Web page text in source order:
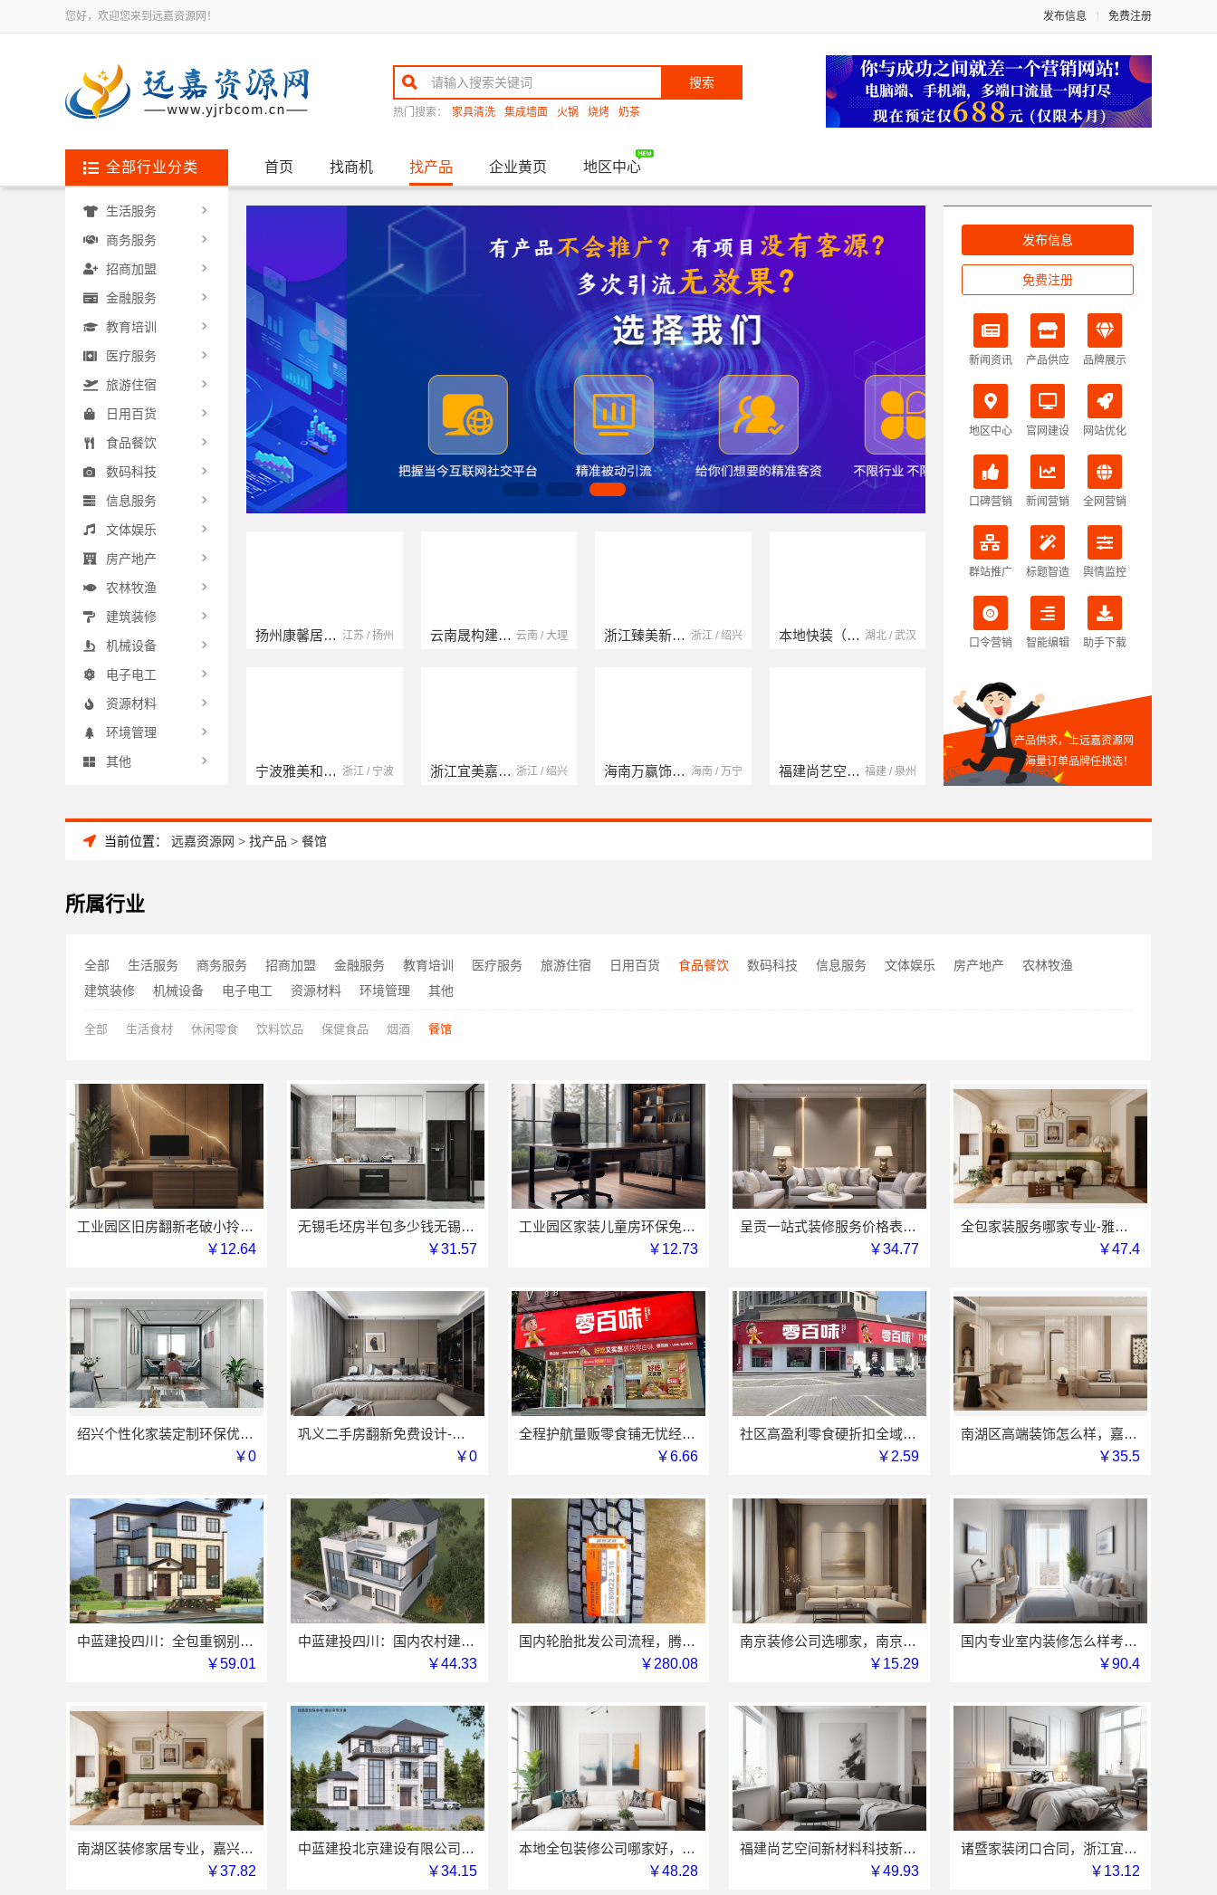
您好，欢迎您来到远嘉资源网！ 发布信息 免费注册
搜索
热门搜索： 家具清洗 集成墙面 火锅 烧烤 奶茶
全部行业分类 首页 找商机 找产品 企业黄页 地区中心
扬州康馨居装饰工程材料有限公司 江苏 / 扬州
宁波雅美和居建材科技有限公司 浙江 / 宁波
云南晟构建筑建材有限公司 云南 / 大理
浙江宜美嘉装饰工程有限公司 浙江 / 绍兴
浙江臻美新型建材有限公司 浙江 / 绍兴
海南万赢饰家新型建筑材料有限公司 海南 / 万宁
本地快装（湖北）科技有限公司 湖北 / 武汉
福建尚艺空间新材料科技有限公司 福建 / 泉州
南京玻璃镜子加工厂 江苏 / 南京
中蓝建投（北京）建设有限公司四川第一分公司 四川 / 成都
生活服务
商务服务
招商加盟
金融服务
教育培训
医疗服务
旅游住宿
日用百货
食品餐饮
数码科技
信息服务
文体娱乐
房产地产
农林牧渔
建筑装修
机械设备
电子电工
资源材料
环境管理
其他
发布信息
免费注册
新闻资讯 产品供应 品牌展示
地区中心 官网建设 网站优化
口碑营销 新闻营销 全网营销
群站推广 标题智造 舆情监控
口令营销 智能编辑 助手下载
产品供求，上远嘉资源网
海量订单品牌任挑选！
当前位置： 远嘉资源网 > 找产品 > 餐馆
所属行业
全部 生活服务 商务服务 招商加盟 金融服务 教育培训 医疗服务 旅游住宿 日用百货 食品餐饮 数码科技 信息服务 文体娱乐 房产地产
农林牧渔
建筑装修
机械设备 电子电工 资源材料 环境管理 其他
全部 生活食材 休闲零食 饮料饮品 保健食品 烟酒 餐馆
工业园区旧房翻新老破小拎包入住兔哥哥智装快速交付
￥12.64
无锡毛坯房半包多少钱无锡亿莱居装饰工程材料有限公司
￥31.57
工业园区家装儿童房环保兔哥哥智装用材严选
￥12.73
呈贡一站式装修服务价格表？云南至高新型建材有限公司闭口合同无增项
￥34.77
全包家装服务哪家专业-雅居美家
￥47.4
绍兴个性化家装定制环保优质材料-绍兴卓鑫
￥0
巩义二手房翻新免费设计-河南璟臻环保建材有限公司
￥0
全程护航量贩零食铺无忧经营-河南零百味供应链有限公司
￥6.66
社区高盈利零食硬折扣全域盈利
￥2.59
南湖区高端装饰怎么样，嘉兴锦居装饰材料有限公司
￥35.5
中蓝建投四川：全包重钢别墅婚房布置全流程托管
￥59.01
中蓝建投四川：国内农村建房省心推荐一站式托管
￥44.33
国内轮胎批发公司流程，腾冠畅透明规范省心
￥280.08
南京装修公司选哪家，南京市创亿讯靠谱
￥15.29
国内专业室内装修怎么样考量江西圣匠新型环保材料有限公司
￥90.4
南湖区装修家居专业，嘉兴家美建材科技有限公司品质保障
￥37.82
中蓝建投北京建设有限公司四川体验线上农村建房功能
￥34.15
本地全包装修公司哪家好，选云南至高新型建材有限公司
￥48.28
福建尚艺空间新材料科技新房家庭装修硬装施工规范
￥49.93
诸暨家装闭口合同，浙江宜美嘉装饰工程有限公司可信
￥13.12